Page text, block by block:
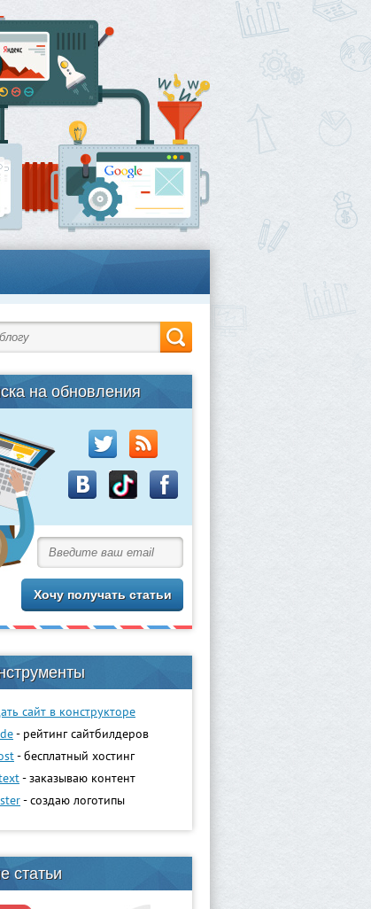
на обновления
сайт в конструкторе
- рейтинг сайтбилдеров
- бесплатный хостинг
- заказываю контент
- создаю логотипы
статьи